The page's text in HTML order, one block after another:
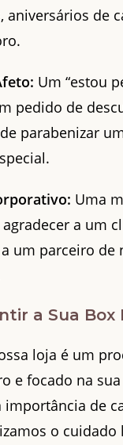
aniversários de
Um “estou
pedido de
parabenizar
Uma
a um
um parceiro de
a Sua Box
loja é um
e focado na
importância de
o cuidado